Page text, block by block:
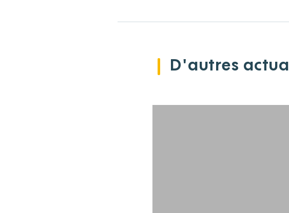
D'autres